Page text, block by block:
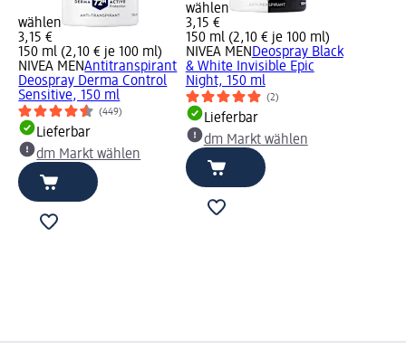
wählen
3,15 €
150 ml (2,10 € je 100 ml)
NIVEA MENAntitranspirant
Deospray Derma Control
Sensitive, 150 ml
(449)
Lieferbar
dm Markt wählen
wählen
3,15 €
150 ml (2,10 € je 100 ml)
NIVEA MEN Deospray Black
& White Invisible Epic
Night, 150 ml
(2)
Lieferbar
dm Markt wählen